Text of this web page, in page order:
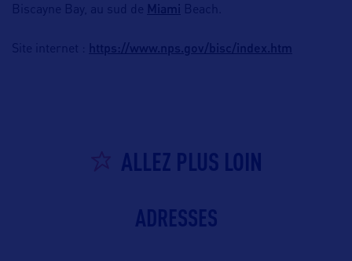
Biscayne Bay, au sud de Miami Beach.
Site internet : https://www.nps.gov/bisc/index.htm
ALLEZ PLUS LOIN
ADRESSES